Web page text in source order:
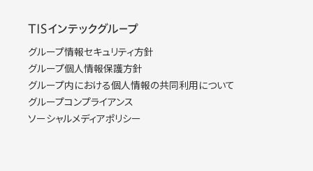
グループ情報セキュリティ方針
グループ個人情報保護方針
グループ内における個人情報の共同利用について
グループコンプライアンス
ソーシャルメディアポリシー